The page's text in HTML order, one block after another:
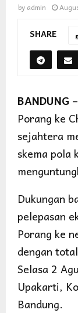
by admin
SHARE
BANDUNG
Porang ke
sejahtera
skema pola
Dukungan
pelepasan
Porang ke
dengan
Selasa 2
Upakarti,
Bandung.